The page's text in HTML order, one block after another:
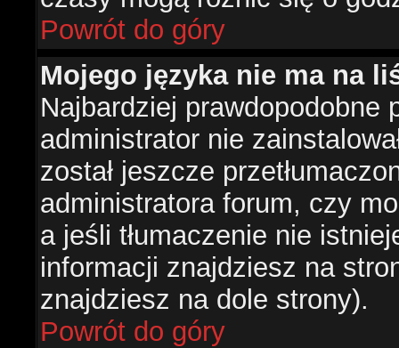
Powrót do góry
Mojego języka nie ma na
Najbardziej prawdopodobne
administrator nie
został jeszcze
administratora forum, czy
a jeśli tłumaczenie nie
informacji znajdziesz na
znajdziesz na dole strony).
Powrót do góry